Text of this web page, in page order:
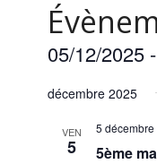
05/12/2025 -
une
décembre 2025
VEN
5 5ème
5